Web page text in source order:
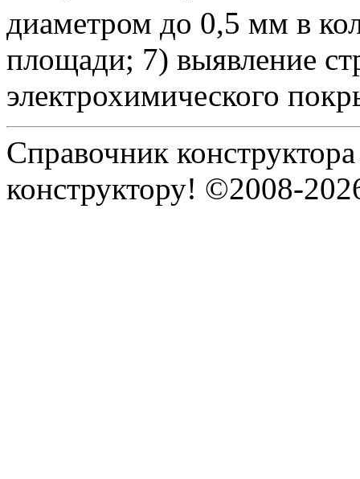
диаметром до 0,5 мм в
площади; 7) выявление
электрохимического
Справочник
конструктору! ©2008-